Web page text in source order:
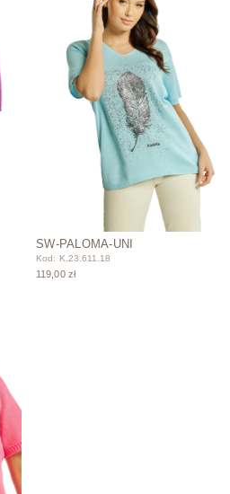
SW-PALOMA-UNI
Kod: K.23.611.18
119,00 zł